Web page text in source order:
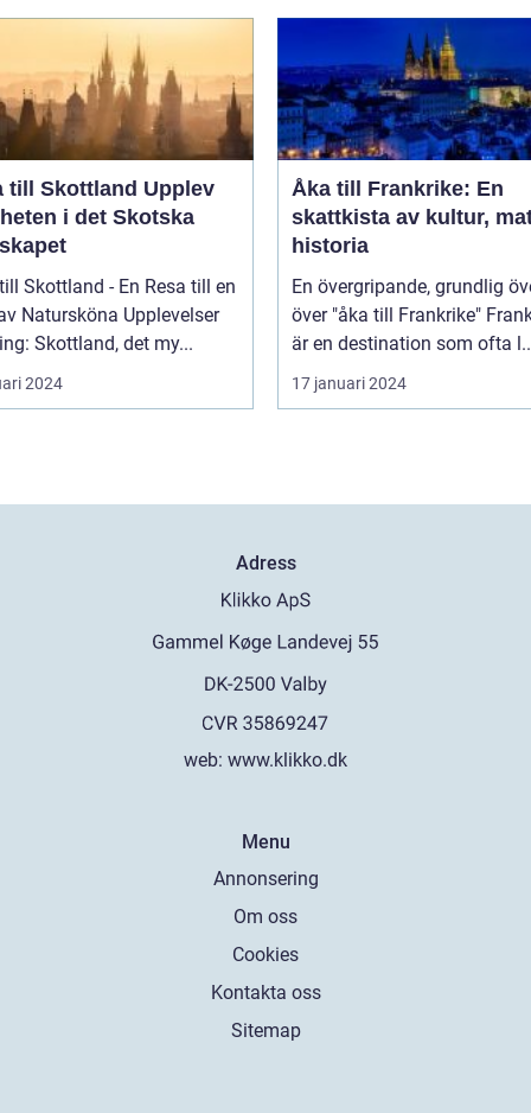
Skottland Upplev
i det Skotska
Skottland - En Resa till en
Natursköna Upplevelser
Skottland, det my...
2024
Åka till Frankrike: En
skattkista av kultur,
historia
En övergripande, grundlig
över "åka till Frankrike" Frankrike
är en destination som ofta
17 januari 2024
Adress
web: www.klikko.dk
Menu
Annonsering
Om oss
Cookies
Kontakta oss
Sitemap